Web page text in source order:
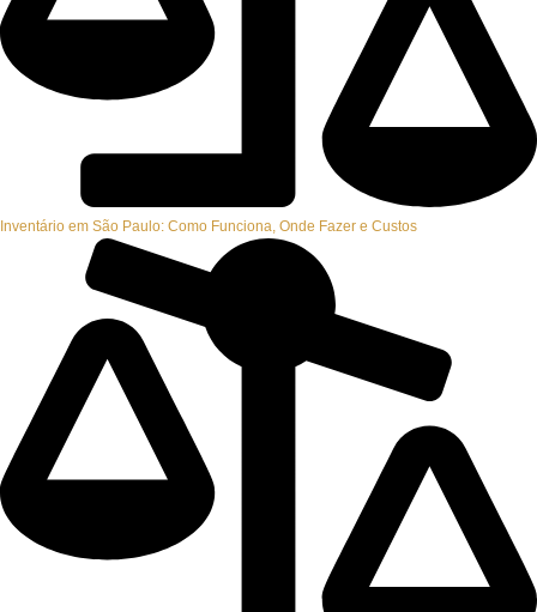
Inventário em São Paulo: Como Funciona, Onde Fazer e Custos